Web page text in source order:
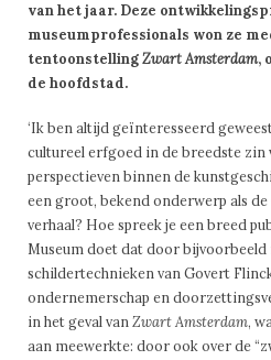
van het jaar. Deze
museumprofessionals won ze
tentoonstellingZwart Amsterdam,
de hoofdstad.
‘Ik ben altijd geïnteresseerd
cultureel erfgoed in de breedste zin
perspectieven binnen de
een groot, bekend onderwerp als
verhaal? Hoe spreek je een breed
Museum doet dat door bijvoorbeeld
schildertechnieken van Govert
ondernemerschap en
in het geval van Zwart Amsterdam,
aan meewerkte: door ook over de